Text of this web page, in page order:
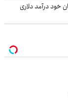
خود درآمد دلاری